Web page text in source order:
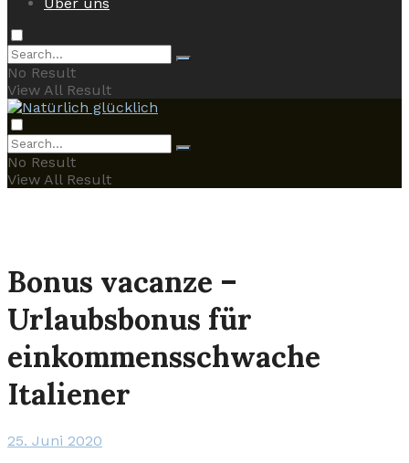
No Result
View All Result
No Result
View All Result
Bonus vacanze –
Urlaubsbonus für
einkommensschwache
Italiener
25. Juni 2020